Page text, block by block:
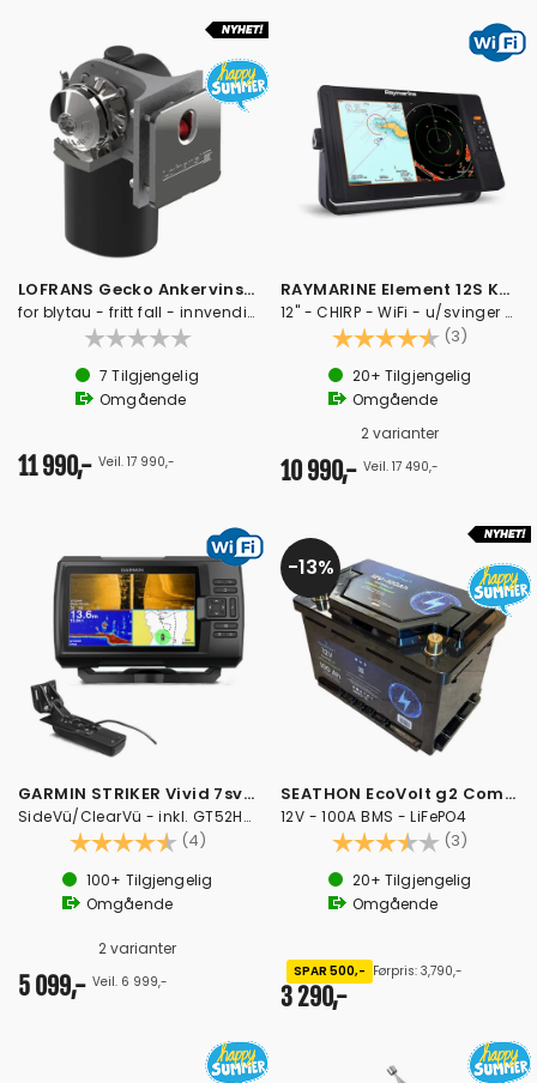
LOFRANS Gecko Ankervinsj 12V - 600W
for blytau - fritt fall - innvendig
7 Tilgjengelig
Omgående
11 990,- Veil. 17 990,-
RAYMARINE Element 12S Kartplotter/Ekko
12" - CHIRP - WiFi - u/svinger - u/kart
Karakter: (3)
20+ Tilgjengelig
Omgående
2 varianter
10 990,- Veil. 17 490,-
GARMIN STRIKER Vivid 7sv Ekkolodd
SideVü/ClearVü - inkl. GT52HW-TM svinger
Karakter: (4) 4.8 av 5 mulige
100+ Tilgjengelig
Omgående
2 varianter
5 099,- Veil. 6 999,-
13%
SEATHON EcoVolt g2 Compact Lithium 100Ah
12V - 100A BMS - LiFePO4
Karakter: (3)
20+ Tilgjengelig
Omgående
3 290,-
SPAR 500,- Førpris: 3,790,-